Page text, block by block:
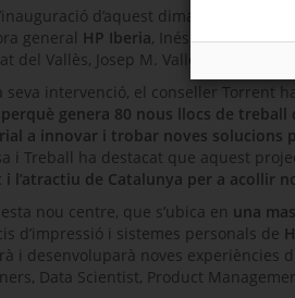
d’aquest dimarts hi han
general HP Iberia, Inés Bermejo; el
del Vallès, Josep M. Vallès, entre
seva intervenció, el conseller Torrent
genera 80 nous llocs de
a innovar i trobar noves solucions
i Treball ha destacat que aquest
l’atractiu de Catalunya per a acollir
nou centre, que s’ubica en una
d’impressió i sistemes personals de
i desenvoluparà noves experiències
Data Scientist, Product